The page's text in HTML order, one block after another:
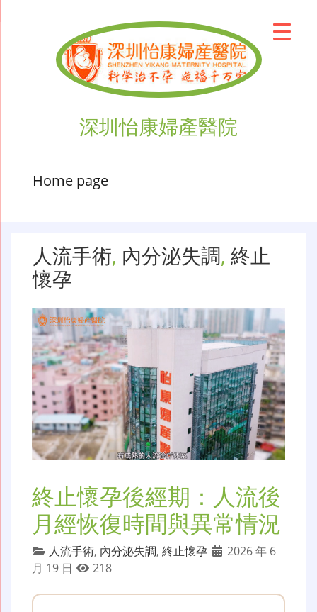
深圳怡康婦產醫院
Home page
人流手術, 內分泌失調, 終止
懷孕
終止懷孕後經期：人流後
月經恢復時間與異常情況
人流手術, 內分泌失調, 終止懷孕
2026 年 6
月 19 日
218